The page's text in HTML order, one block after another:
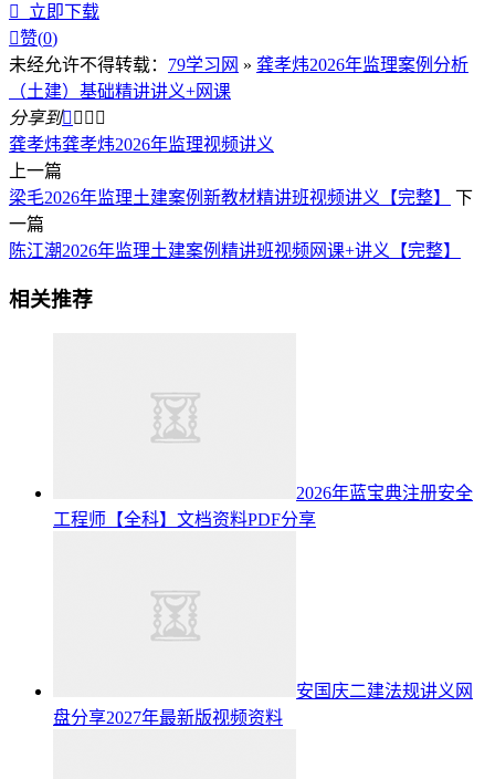

立即下载
赞(0)
未经允许不得转载： 79学习网 » 龚孝炜2026年监理案例分析
（土建）基础精讲讲义+网课
分享到   
龚孝炜龚孝炜2026年监理视频讲义
上一篇
梁毛2026年监理土建案例新教材精讲班视频讲义【完整】
下
一篇
陈江潮2026年监理土建案例精讲班视频网课+讲义【完整】
相关推荐
2026年蓝宝典注册安全
工程师【全科】文档资料PDF分享
安国庆二建法规讲义网
盘分享2027年最新版视频资料